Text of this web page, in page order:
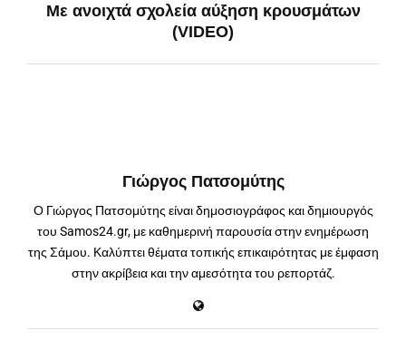
Με ανοιχτά σχολεία αύξηση κρουσμάτων
(VIDEO)
Γιώργος Πατσομύτης
Ο Γιώργος Πατσομύτης είναι δημοσιογράφος και δημιουργός
του Samos24.gr, με καθημερινή παρουσία στην ενημέρωση
της Σάμου. Καλύπτει θέματα τοπικής επικαιρότητας με έμφαση
στην ακρίβεια και την αμεσότητα του ρεπορτάζ.